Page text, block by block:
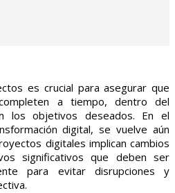
es crucial para asegurar que
a tiempo, dentro del
los objetivos deseados. En el
digital, se vuelve aún
digitales implican cambios
significativos que deben ser
para evitar disrupciones y